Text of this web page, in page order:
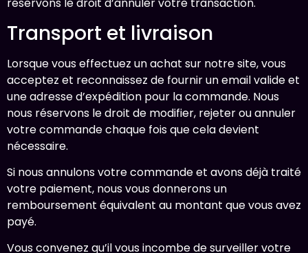
réservons le droit d’annuler votre transaction.
Transport et livraison
Lorsque vous effectuez un achat sur notre site, vous
acceptez et reconnaissez de fournir un email valide et
une adresse d’expédition pour la commande. Nous
nous réservons le droit de modifier, rejeter ou annuler
votre commande chaque fois que cela devient
nécessaire.
Si nous annulons votre commande et avons déjà traité
votre paiement, nous vous donnerons un
remboursement équivalent au montant que vous avez
payé.
Vous convenez qu’il vous incombe de surveiller votre